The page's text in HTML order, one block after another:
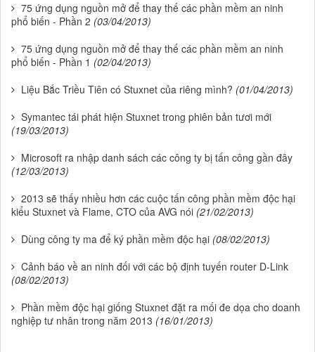
75 ứng dụng nguồn mở để thay thế các phần mềm an ninh
phổ biến - Phần 2 (03/04/2013)
75 ứng dụng nguồn mở để thay thế các phần mềm an ninh
phổ biến - Phần 1 (02/04/2013)
Liệu Bắc Triều Tiên có Stuxnet của riêng mình? (01/04/2013)
Symantec tái phát hiện Stuxnet trong phiên bản tươi mới
(19/03/2013)
Microsoft ra nhập danh sách các công ty bị tấn công gần đây
(12/03/2013)
2013 sẽ thấy nhiều hơn các cuộc tấn công phần mềm độc hại
kiểu Stuxnet và Flame, CTO của AVG nói (21/02/2013)
Dùng công ty ma để ký phần mềm độc hại (08/02/2013)
Cảnh báo về an ninh đối với các bộ định tuyến router D-Link
(08/02/2013)
Phần mềm độc hại giống Stuxnet đặt ra mối đe dọa cho doanh
nghiệp tư nhân trong năm 2013 (16/01/2013)